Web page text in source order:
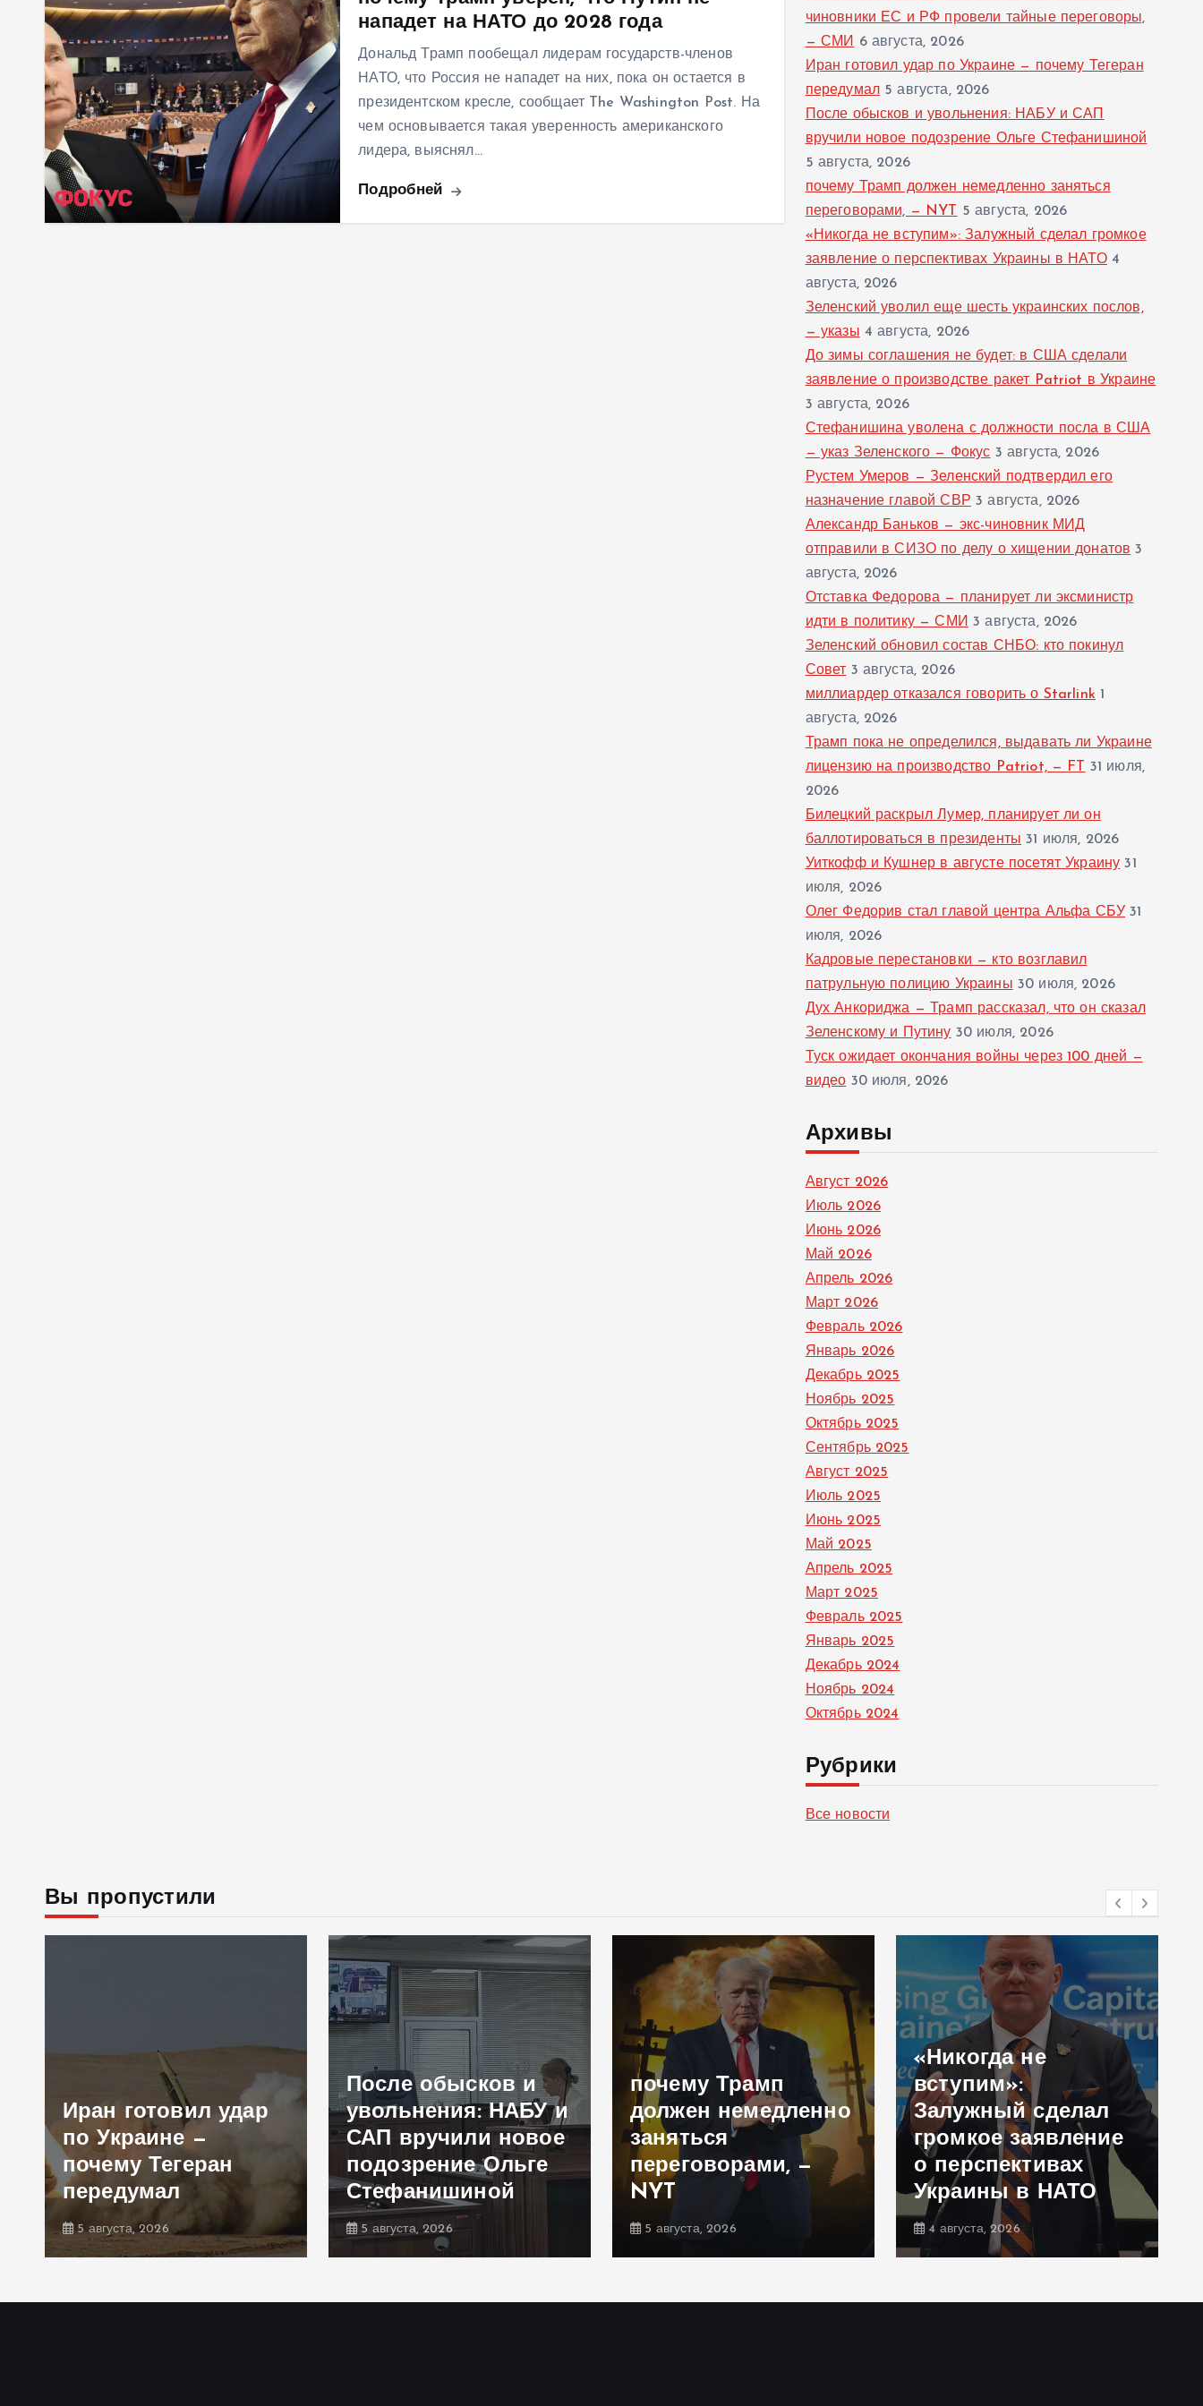
нападет на НАТО до 2028 года
Дональд Трамп пообещал лидерам государств-членов
НАТО, что Россия не нападет на них, пока он остается в
президентском кресле, сообщает The Washington Post. На
чем основывается такая уверенность американского
лидера, выяснял…
Подробней
чиновники ЕС и РФ провели тайные переговоры,
— СМИ 6 августа, 2026
Иран готовил удар по Украине — почему Тегеран
передумал 5 августа, 2026
После обысков и увольнения: НАБУ и САП
вручили новое подозрение Ольге Стефанишиной
5 августа, 2026
почему Трамп должен немедленно заняться
переговорами, — NYT
5 августа, 2026
«Никогда не вступим»: Залужный сделал громкое
заявление о перспективах Украины в НАТО 4
августа, 2026
Зеленский уволил еще шесть украинских послов,
— указы 4 августа, 2026
До зимы соглашения не будет: в США сделали
заявление о производстве ракет Patriot в Украине
3 августа, 2026
Стефанишина уволена с должности посла в США
— указ Зеленского — Фокус 3 августа, 2026
Рустем Умеров — Зеленский подтвердил его
назначение главой СВР 3 августа, 2026
Александр Баньков — экс-чиновник МИД
отправили в СИЗО по делу о хищении донатов 3
августа, 2026
Отставка Федорова — планирует ли эксминистр
идти в политику — СМИ 3 августа, 2026
Зеленский обновил состав СНБО: кто покинул
Совет 3 августа, 2026
миллиардер отказался говорить о Starlink 1
августа, 2026
Трамп пока не определился, выдавать ли Украине
лицензию на производство Patriot, — FT
31 июля,
2026
Билецкий раскрыл Лумер, планирует ли он
баллотироваться в президенты 31 июля, 2026
Уиткофф и Кушнер в августе посетят Украину 31
июля, 2026
Олег Федорив стал главой центра Альфа СБУ 31
июля, 2026
Кадровые перестановки — кто возглавил
патрульную полицию Украины 30 июля, 2026
Дух Анкориджа — Трамп рассказал, что он сказал
Зеленскому и Путину 30 июля, 2026
Туск ожидает окончания войны через 100 дней —
видео 30 июля, 2026
Архивы
Август 2026
Июль 2026
Июнь 2026
Май 2026
Апрель 2026
Март 2026
Февраль 2026
Январь 2026
Декабрь 2025
Ноябрь 2025
Октябрь 2025
Сентябрь 2025
Август 2025
Июль 2025
Июнь 2025
Май 2025
Апрель 2025
Март 2025
Февраль 2025
Январь 2025
Декабрь 2024
Ноябрь 2024
Октябрь 2024
Рубрики
Все новости
Вы пропустили
Иран готовил удар
по Украине —
почему Тегеран
передумал
5 августа, 2026
После обысков и
увольнения: НАБУ и
САП вручили новое
подозрение Ольге
Стефанишиной
5 августа, 2026
почему Трамп
должен немедленно
заняться
переговорами, —
NYT
5 августа, 2026
«Никогда не
вступим»:
Залужный сделал
громкое заявление
о перспективах
Украины в НАТО
4 августа, 2026